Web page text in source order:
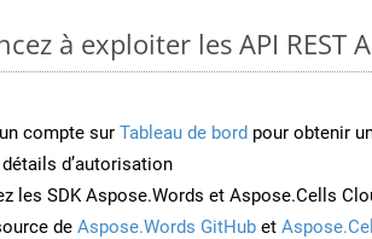
à exploiter les API REST
compte sur Tableau de bord pour obtenir
d’autorisation
les SDK Aspose.Words et Aspose.Cells
de Aspose.Words GitHub et